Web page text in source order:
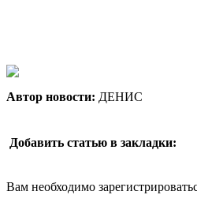
Автор новости: ДЕНИС
Добавить статью в закладки:
Вам необходимо